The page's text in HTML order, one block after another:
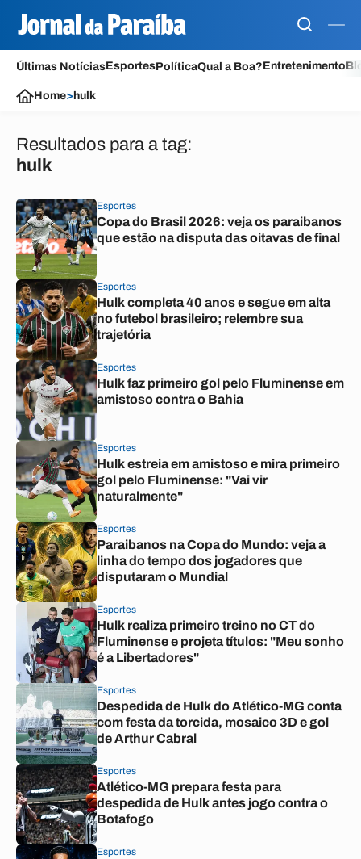
Últimas NotíciasEsportesPolíticaQual a Boa?Entretenimento
Home> hulk
Resultados para a tag:
hulk
Esportes
Copa do Brasil 2026: veja os paraibanos
que estão na disputa das oitavas de final
Esportes
Hulk completa 40 anos e segue em alta
no futebol brasileiro; relembre sua
trajetória
Esportes
Hulk faz primeiro gol pelo Fluminense em
amistoso contra o Bahia
Esportes
Hulk estreia em amistoso e mira primeiro
gol pelo Fluminense: "Vai vir
naturalmente"
Esportes
Paraibanos na Copa do Mundo: veja a
linha do tempo dos jogadores que
disputaram o Mundial
Esportes
Hulk realiza primeiro treino no CT do
Fluminense e projeta títulos: "Meu sonho
é a Libertadores"
Esportes
Despedida de Hulk do Atlético-MG conta
com festa da torcida, mosaico 3D e gol
de Arthur Cabral
Esportes
Atlético-MG prepara festa para
despedida de Hulk antes jogo contra o
Botafogo
Esportes